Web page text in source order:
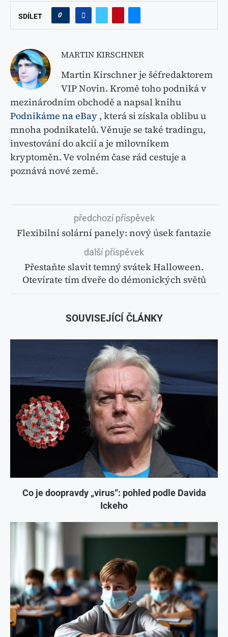
SDÍLET 0
MARTIN KIRSCHNER
Martin Kirschner je šéfredaktorem
VIP Novin. Kromě toho podniká v
mezinárodním obchodě a napsal knihu
Podnikáme na eBay , která si získala oblibu u
mnoha podnikatelů. Věnuje se také tradingu,
investování do akcií a je milovníkem
kryptoměn. Ve volném čase rád cestuje a
poznává nové země.
předchozí příspěvek
Flexibilní solární panely: nový úsek fantazie
další příspěvek
Přestaňte slavit temný svátek Halloween.
Otevírate tím dveře do démonických světů
SOUVISEJÍCÍ ČLÁNKY
Co je doopravdy „virus“: pohled podle Davida
Ickeho